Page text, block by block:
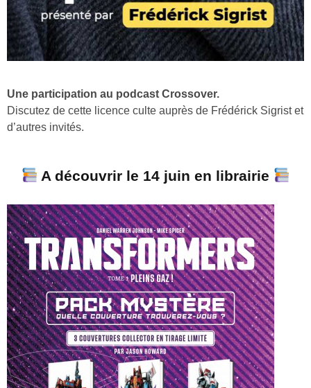
Une participation au podcast Crossover.
Discutez de cette licence culte auprès de Frédérick Sigrist et
d’autres invités.
A découvrir le 14 juin en librairie